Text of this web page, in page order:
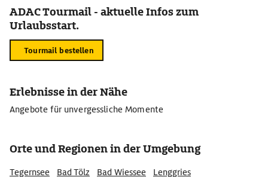
ADAC Tourmail - aktuelle Infos zum
Urlaubsstart.
Tourmail bestellen
Erlebnisse in der Nähe
Angebote für unvergessliche Momente
Orte und Regionen in der Umgebung
Tegernsee Bad Tölz Bad Wiessee Lenggries